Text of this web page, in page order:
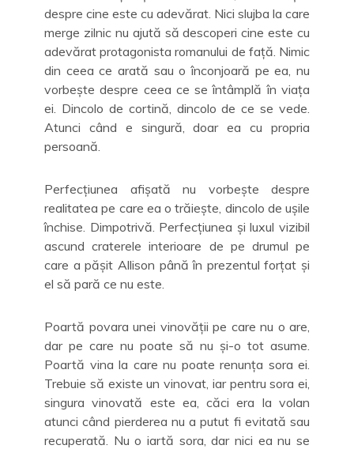
despre cine este cu adevărat. Nici slujba la care
merge zilnic nu ajută să descoperi cine este cu
adevărat protagonista romanului de față. Nimic
din ceea ce arată sau o înconjoară pe ea, nu
vorbește despre ceea ce se întâmplă în viața
ei. Dincolo de cortină, dincolo de ce se vede.
Atunci când e singură, doar ea cu propria
persoană.
Perfecțiunea afișată nu vorbește despre
realitatea pe care ea o trăiește, dincolo de ușile
închise. Dimpotrivă. Perfecțiunea și luxul vizibil
ascund craterele interioare de pe drumul pe
care a pășit Allison până în prezentul forțat și
el să pară ce nu este.
Poartă povara unei vinovății pe care nu o are,
dar pe care nu poate să nu și-o tot asume.
Poartă vina la care nu poate renunța sora ei.
Trebuie să existe un vinovat, iar pentru sora ei,
singura vinovată este ea, căci era la volan
atunci când pierderea nu a putut fi evitată sau
recuperată. Nu o iartă sora, dar nici ea nu se